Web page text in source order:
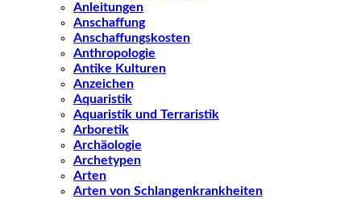
Anleitungen
Anschaffung
Anschaffungskosten
Anthropologie
Antike Kulturen
Anzeichen
Aquaristik
Aquaristik und Terraristik
Arboretik
Archäologie
Archetypen
Arten
Arten von Schlangenkrankheiten